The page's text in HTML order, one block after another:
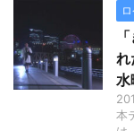
れ
水
本